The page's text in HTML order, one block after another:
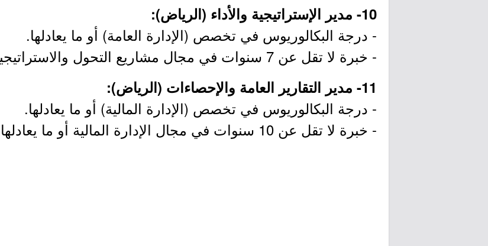
10- مدير الإستراتيجية والأداء (الرياض):
- درجة البكالوريوس في تخصص (الإدارة العامة) أو ما يعادلها.
- خبرة لا تقل عن 7 سنوات في مجال مشاريع التحول والاستراتيجية.
11- مدير التقارير العامة والإحصاءات (الرياض):
- درجة البكالوريوس في تخصص (الإدارة المالية) أو ما يعادلها.
- خبرة لا تقل عن 10 سنوات في مجال الإدارة المالية أو ما يعادلها و 5 سنوات في منصب إشرافي.